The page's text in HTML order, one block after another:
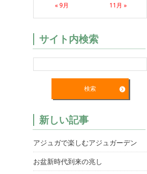
« 9月 11月 »
サイト内検索
新しい記事
アジュガで楽しむアジュガーデン
お盆新時代到来の兆し